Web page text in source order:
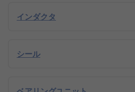
インダクタ
シール